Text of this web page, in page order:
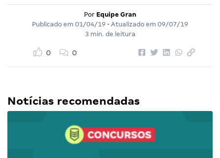
Por Equipe Gran
Publicado em 01/04/19 • Atualizado em 09/07/19
3 min. de leitura
0 0
Notícias recomendadas